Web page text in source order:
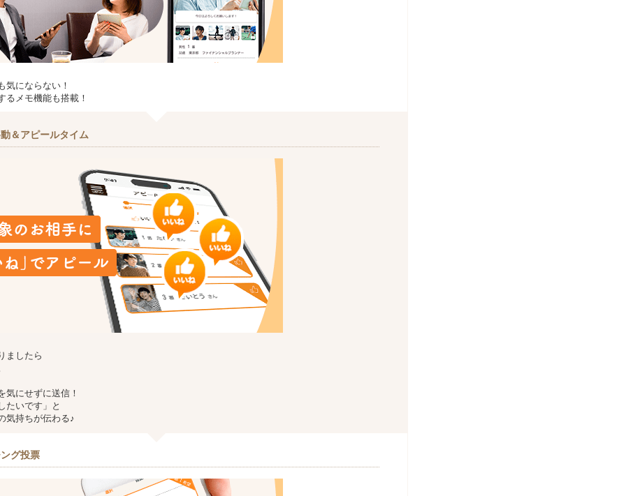
気にならない！
るメモ機能も搭載！
＆アピールタイム
ましたら
気にせずに送信！
たいです」と
気持ちが伝わる♪
グ投票